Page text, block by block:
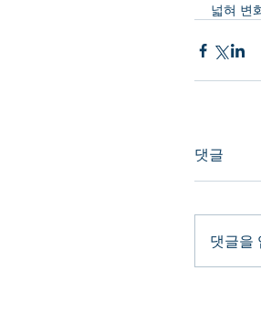
넓혀 변
댓글
댓글을